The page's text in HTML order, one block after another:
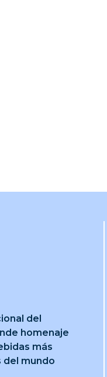
del
homenaje
más
del mundo